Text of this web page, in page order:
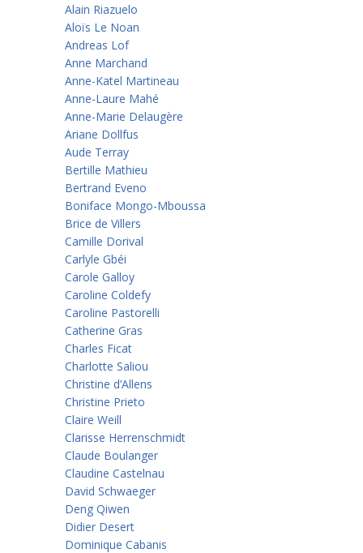
Alain Riazuelo
Aloïs Le Noan
Andreas Lof
Anne Marchand
Anne-Katel Martineau
Anne-Laure Mahé
Anne-Marie Delaugère
Ariane Dollfus
Aude Terray
Bertille Mathieu
Bertrand Eveno
Boniface Mongo-Mboussa
Brice de Villers
Camille Dorival
Carlyle Gbéi
Carole Galloy
Caroline Coldefy
Caroline Pastorelli
Catherine Gras
Charles Ficat
Charlotte Saliou
Christine d’Allens
Christine Prieto
Claire Weill
Clarisse Herrenschmidt
Claude Boulanger
Claudine Castelnau
David Schwaeger
Deng Qiwen
Didier Desert
Dominique Cabanis